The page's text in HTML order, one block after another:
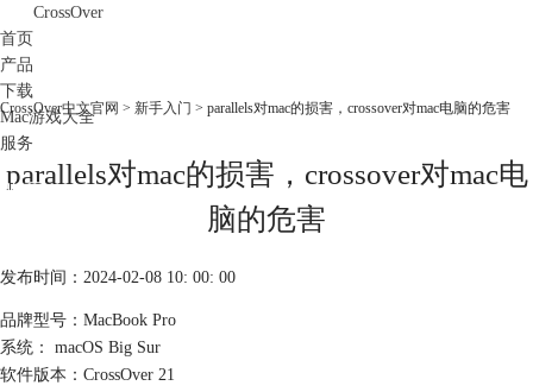
CrossOver
首页
产品
下载
Mac游戏大全
服务
购买
CrossOver中文官网 > 新手入门 > parallels对mac的损害，crossover对mac电脑的危害
parallels对mac的损害，crossover对mac电
脑的危害
发布时间：2024-02-08 10: 00: 00
品牌型号：MacBook Pro
系统： macOS Big Sur
软件版本：CrossOver 21